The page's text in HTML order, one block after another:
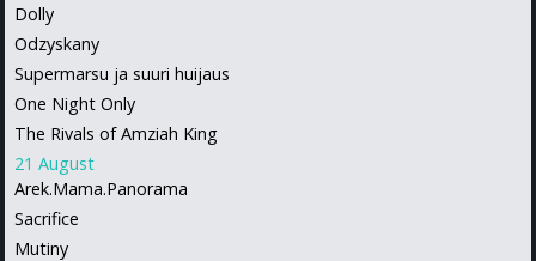
Dolly
Odzyskany
Supermarsu ja suuri huijaus
One Night Only
The Rivals of Amziah King
21 August
Arek.Mama.Panorama
Sacrifice
Mutiny